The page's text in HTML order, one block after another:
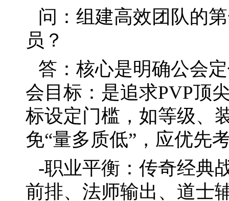
问：组建高效团队的
员？
答：核心是明确公会
会目标：是追求PVP顶
标设定门槛，如等级、
免“量多质低”，应优先
-职业平衡：传奇经典
前排、法师输出、道士